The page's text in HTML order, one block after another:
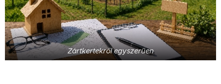
Zártkertekről egyszerűen